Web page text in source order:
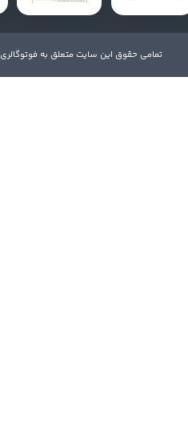
تمامی حقوق این سایت متعلق به فوتوگالری